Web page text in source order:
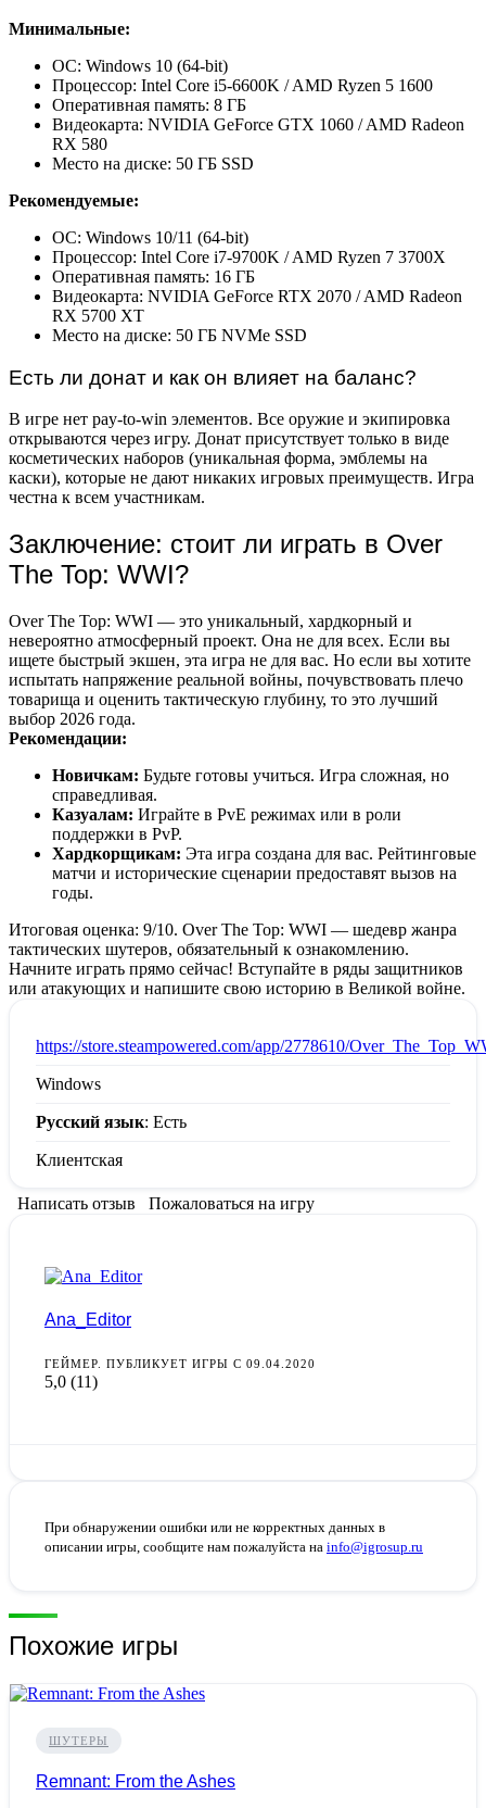
Минимальные:
ОС: Windows 10 (64-bit)
Процессор: Intel Core i5-6600K / AMD Ryzen 5 1600
Оперативная память: 8 ГБ
Видеокарта: NVIDIA GeForce GTX 1060 / AMD Radeon
RX 580
Место на диске: 50 ГБ SSD
Рекомендуемые:
ОС: Windows 10/11 (64-bit)
Процессор: Intel Core i7-9700K / AMD Ryzen 7 3700X
Оперативная память: 16 ГБ
Видеокарта: NVIDIA GeForce RTX 2070 / AMD Radeon
RX 5700 XT
Место на диске: 50 ГБ NVMe SSD
Есть ли донат и как он влияет на баланс?
В игре нет pay-to-win элементов. Все оружие и экипировка
открываются через игру. Донат присутствует только в виде
косметических наборов (уникальная форма, эмблемы на
каски), которые не дают никаких игровых преимуществ. Игра
честна к всем участникам.
Заключение: стоит ли играть в Over
The Top: WWI?
Over The Top: WWI — это уникальный, хардкорный и
невероятно атмосферный проект. Она не для всех. Если вы
ищете быстрый экшен, эта игра не для вас. Но если вы хотите
испытать напряжение реальной войны, почувствовать плечо
товарища и оценить тактическую глубину, то это лучший
выбор 2026 года.
Рекомендации:
Новичкам: Будьте готовы учиться. Игра сложная, но
справедливая.
Казуалам: Играйте в PvE режимах или в роли
поддержки в PvP.
Хардкорщикам: Эта игра создана для вас. Рейтинговые
матчи и исторические сценарии предоставят вызов на
годы.
Итоговая оценка: 9/10. Over The Top: WWI — шедевр жанра
тактических шутеров, обязательный к ознакомлению.
Начните играть прямо сейчас! Вступайте в ряды защитников
или атакующих и напишите свою историю в Великой войне.
https://store.steampowered.com/app/2778610/
Windows
Русский язык: Есть
Клиентская
Написать отзыв Пожаловаться на игру
Ana_Editor
ГЕЙМЕР. ПУБЛИКУЕТ ИГРЫ С 09.04.2020
5,0 (11)
При обнаружении ошибки или не корректных данных в
описании игры, сообщите нам пожалуйста на info@igrosup.ru
Похожие игры
ШУТЕРЫ
Remnant: From the Ashes